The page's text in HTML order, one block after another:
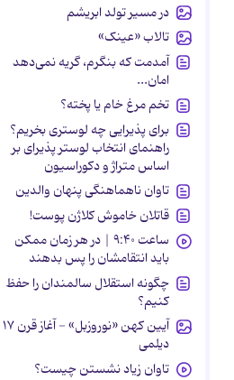
در مسیر تولد ابریشم
تالاب «عینک»
آمدمت که بنگرم، گریه نمی‌دهد
امان...
تخم مرغ خام یا پخته؟
برای پذیرایی چه لوستری بخریم؟
راهنمای انتخاب لوستر پذیرای بر
اساس متراژ و دکوراسیون
تاوان ناهماهنگی پنهان والدین
قاتلان خاموش کلاژن پوست!
ساعت ۹:۴۰ | در هر زمان ممکن
باید انتقامشان را پس بدهند
چگونه استقلال سالمندان را حفظ
کنیم؟
آیین کهن «نوروزبل» - آغاز قرن ۱۷
دیلمی
تاوان زیاد نشستن چیست؟